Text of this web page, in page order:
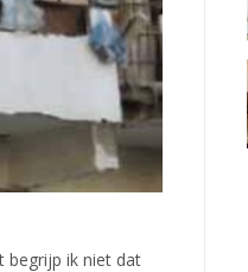
begrijp ik niet dat